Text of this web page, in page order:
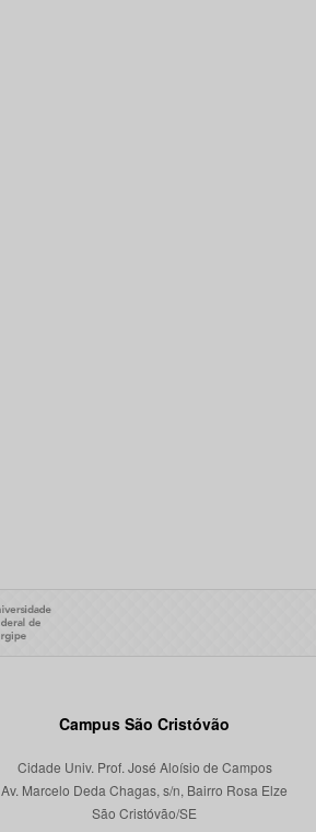
Campus São Cristóvão
Cidade Univ. Prof. José Aloísio de Campos
Av. Marcelo Deda Chagas, s/n, Bairro Rosa Elze
São Cristóvão/SE